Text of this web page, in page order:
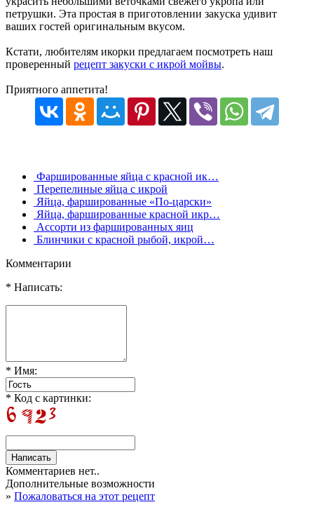
петрушки. Эта простая в приготовлении закуска удивит
ваших гостей оригинальным вкусом.
Кстати, любителям икорки предлагаем посмотреть наш
проверенный рецепт закуски с икрой мойвы.
Приятного аппетита!
Фаршированные яйца с красной ик…
Перепелиные яйца с икрой
Яйца, фаршированные «По-царски»
Яйца, фаршированные красной икр…
Ассорти из фаршированных яиц
Блинчики с красной рыбой, икрой…
Комментарии
* Написать:
* Имя:
* Код с картинки:
Комментариев нет..
Дополнительные возможности
» Пожаловаться на этот рецепт